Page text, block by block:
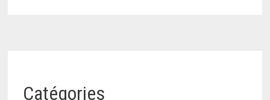
Catégories